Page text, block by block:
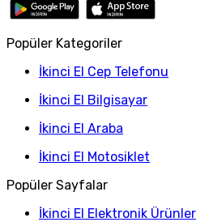
Popüler Kategoriler
İkinci El Cep Telefonu
İkinci El Bilgisayar
İkinci El Araba
İkinci El Motosiklet
Popüler Sayfalar
İkinci El Elektronik Ürünler